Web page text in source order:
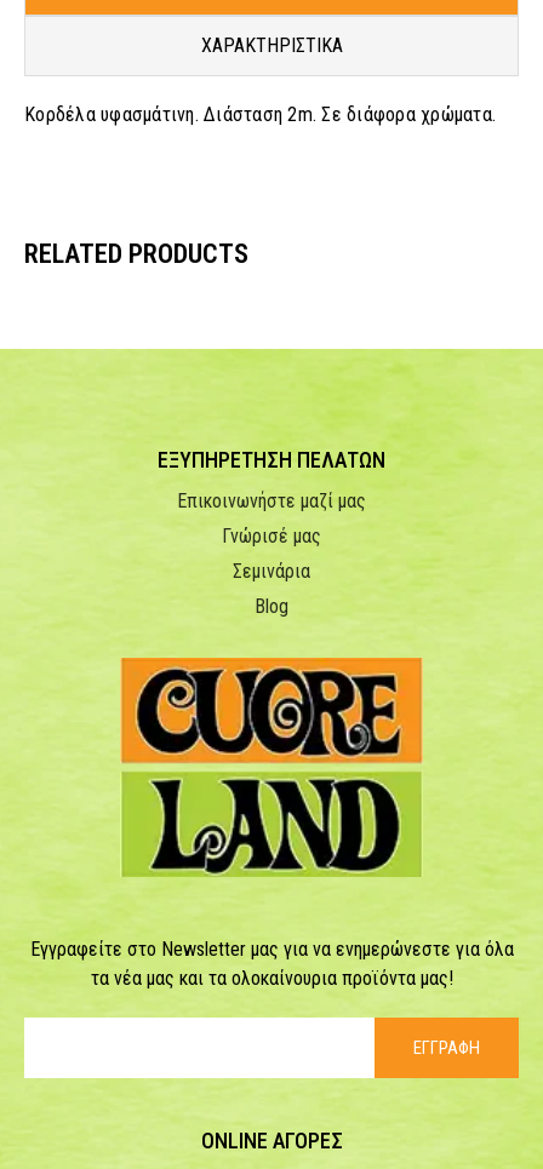
ΧΑΡΑΚΤΗΡΙΣΤΙΚΑ
Κορδέλα υφασμάτινη. Διάσταση 2m. Σε διάφορα χρώματα.
RELATED PRODUCTS
ΕΞΥΠΗΡΕΤΗΣΗ ΠΕΛΑΤΩΝ
Επικοινωνήστε μαζί μας
Γνώρισέ μας
Σεμινάρια
Blog
Εγγραφείτε στο Newsletter μας για να ενημερώνεστε για όλα
τα νέα μας και τα ολοκαίνουρια προϊόντα μας!
ΕΓΓΡΑΦΗ
ONLINE ΑΓΟΡΕΣ